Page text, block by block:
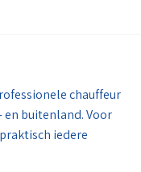
chauffeur
buitenland. Voor
iedere